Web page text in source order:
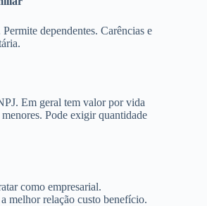
dependentes. Carências e
Em geral tem valor por vida
Pode exigir quantidade
como empresarial.
melhor relação custo benefício.